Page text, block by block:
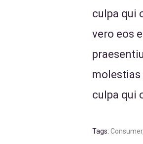
culpa qui
vero eos
culpa qui
Tags: Consumer,